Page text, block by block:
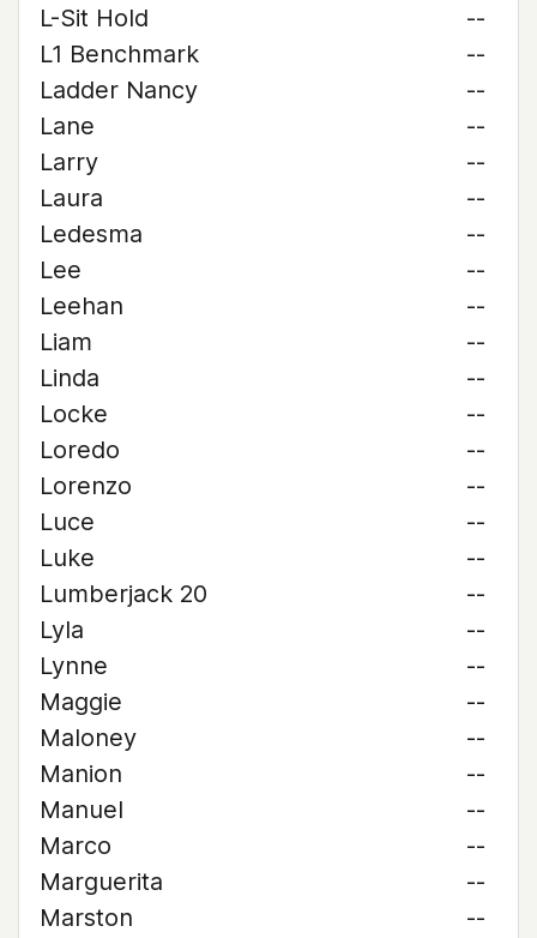
L-Sit Hold
--
L1 Benchmark
--
Ladder Nancy
--
Lane
--
Larry
--
Laura
--
Ledesma
--
Lee
--
Leehan
--
Liam
--
Linda
--
Locke
--
Loredo
--
Lorenzo
--
Luce
--
Luke
--
Lumberjack 20
--
Lyla
--
Lynne
--
Maggie
--
Maloney
--
Manion
--
Manuel
--
Marco
--
Marguerita
--
Marston
--